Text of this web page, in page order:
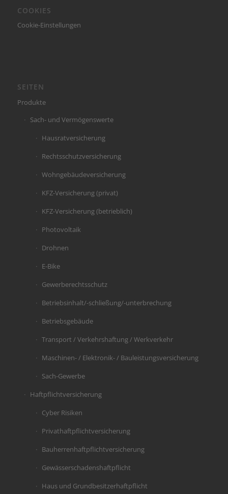
COOKIES
Cookie-Einstellungen
SEITEN
Produkte
Sach- und Vermögenswerte
Hausratversicherung
Rechtsschutzversicherung
Wohngebäudeversicherung
KFZ-Versicherung (privat)
KFZ-Versicherung (betrieblich)
Photovoltaik
Drohnen
E-Bike
Gewerberechtsschutz
Betriebsinhalt/-schließung/-unterbrechung
Betriebsgebäude
Transport / Verkehrshaftung / Werkverkehr
Maschinen- / Elektronik- / Bauleistungsversicherung
Sach-Gewerbe
Haftpflichtversicherung
Cyber Risiken
Privathaftpflichtversicherung
Bauherrenhaftpflichtversicherung
Gewässerschadenshaftpflicht
Haus und Grundbesitzerhaftpflicht